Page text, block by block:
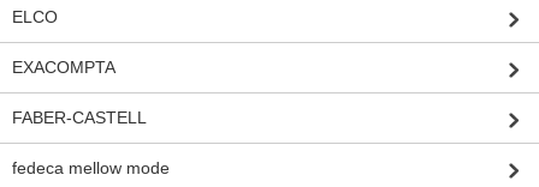
ELCO
EXACOMPTA
FABER-CASTELL
fedeca mellow mode